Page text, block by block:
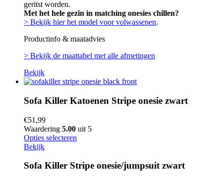
geritst worden.
Met het hele gezin in matching onesies chillen?
> Bekijk hier het model voor volwassenen.
Productinfo & maatadvies
> Bekijk de maattabel met alle afmetingen
Bekijk
Sofa Killer Katoenen Stripe onesie zwart
€51,99
Waardering 5.00 uit 5
Opties selecteren
Bekijk
Sofa Killer Stripe onesie/jumpsuit zwart